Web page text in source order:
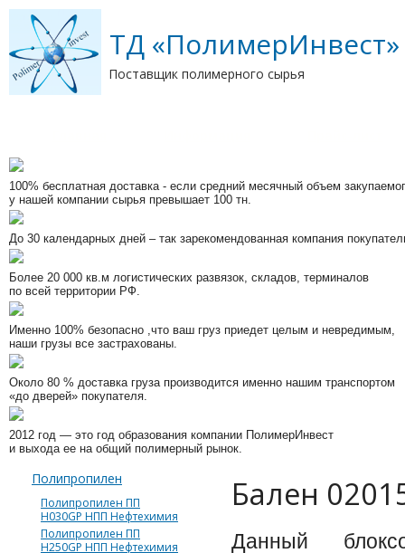
ТД «ПолимерИнвест»
Поставщик полимерного сырья
100% бесплатная доставка- если средний месячный объем
у нашей компании сырья превышает 100 тн.
До 30 календарных дней – так зарекомендованная компания
Более 20 000 кв.м логистических развязок, складов, терминалов
по всей территории РФ.
Именно 100% безопасно ,что ваш груз приедет целым и невредимым,
наши грузы все застрахованы.
Около 80 % доставка груза производится именно нашим транспортом
«до дверей» покупателя.
2012 год — это год образования компании ПолимерИнвест
и выхода ее на общий полимерный рынок.
Полипропилен
Полипропилен ПП
Н030GP НПП Нефтехимия
Полипропилен ПП
Н250GP НПП Нефтехимия
Бaлен
Данный